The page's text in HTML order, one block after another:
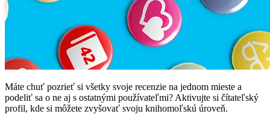
Máte chuť pozrieť si všetky svoje recenzie na jednom mieste a
podeliť sa o ne aj s ostatnými používateľmi? Aktivujte si čítateľský
profil, kde si môžete zvyšovať svoju knihomoľskú úroveň.